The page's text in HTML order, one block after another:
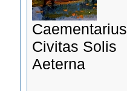
Сaementarius
Civitas Solis
Aeterna